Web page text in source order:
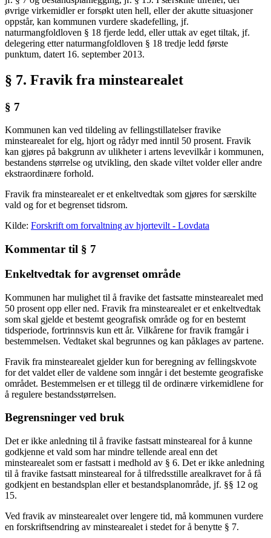
øvrige virkemidler er forsøkt uten hell, eller der akutte situasjoner
oppstår, kan kommunen vurdere skadefelling, jf.
naturmangfoldloven § 18 fjerde ledd, eller uttak av eget tiltak, jf.
delegering etter naturmangfoldloven § 18 tredje ledd første
punktum, datert 16. september 2013.
§ 7. Fravik fra minstearealet
§ 7
Kommunen kan ved tildeling av fellingstillatelser fravike
minstearealet for elg, hjort og rådyr med inntil 50 prosent. Fravik
kan gjøres på bakgrunn av ulikheter i artens levevilkår i kommunen,
bestandens størrelse og utvikling, den skade viltet volder eller andre
ekstraordinære forhold.
Fravik fra minstearealet er et enkeltvedtak som gjøres for særskilte
vald og for et begrenset tidsrom.
Kilde: Forskrift om forvaltning av hjortevilt - Lovdata
Kommentar til § 7
Enkeltvedtak for avgrenset område
Kommunen har mulighet til å fravike det fastsatte minstearealet med
50 prosent opp eller ned. Fravik fra minstearealet er et enkeltvedtak
som skal gjelde et bestemt geografisk område og for en bestemt
tidsperiode, fortrinnsvis kun ett år. Vilkårene for fravik framgår i
bestemmelsen. Vedtaket skal begrunnes og kan påklages av partene.
Fravik fra minstearealet gjelder kun for beregning av fellingskvote
for det valdet eller de valdene som inngår i det bestemte geografiske
området. Bestemmelsen er et tillegg til de ordinære virkemidlene for
å regulere bestandsstørrelsen.
Begrensninger ved bruk
Det er ikke anledning til å fravike fastsatt minsteareal for å kunne
godkjenne et vald som har mindre tellende areal enn det
minstearealet som er fastsatt i medhold av § 6. Det er ikke anledning
til å fravike fastsatt minsteareal for å tilfredsstille arealkravet for å få
godkjent en bestandsplan eller et bestandsplanområde, jf. §§ 12 og
15.
Ved fravik av minstearealet over lengere tid, må kommunen vurdere
en forskriftsendring av minstearealet i stedet for å benytte § 7.